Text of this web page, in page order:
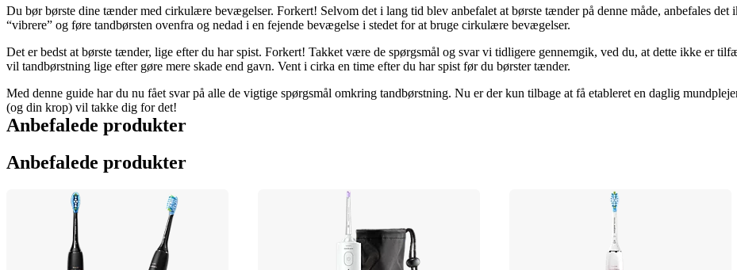
Du bør børste dine tænder med cirkulære bevægelser. Forkert! Selvom det i lang tid blev anbefalet at børste tænder på denne måde, anbefales
“vibrere” og føre tandbørsten ovenfra og nedad i en fejende bevægelse i stedet for at bruge cirkulære bevægelser.
Det er bedst at børste tænder, lige efter du har spist. Forkert! Takket være de spørgsmål og svar vi tidligere gennemgik, ved du, at dette ikke er
vil tandbørstning lige efter gøre mere skade end gavn. Vent i cirka en time efter du har spist før du børster tænder.
Med denne guide har du nu fået svar på alle de vigtige spørgsmål omkring tandbørstning. Nu er der kun tilbage at få etableret en daglig
(og din krop) vil takke dig for det!
Anbefalede produkter
Anbefalede produkter